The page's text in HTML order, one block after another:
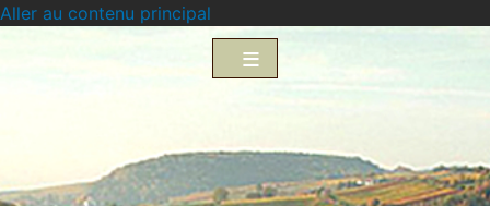
Aller au contenu principal